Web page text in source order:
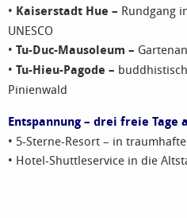
• Kaiserstadt Hue – Rundgang
UNESCO
• Tu-Duc-Mausoleum –
• Tu-Hieu-Pagode –
Pinienwald
Entspannung – drei freie Tage
• 5-Sterne-Resort – in
• Hotel-Shuttleservice in die